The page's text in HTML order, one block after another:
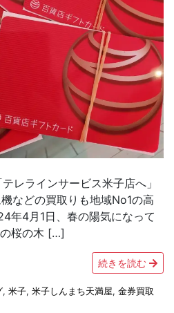
レラインサービス米子店へ」
などの買取りも地域No1の高
年4月1日、春の陽気になって
桜の木 […]
続きを読む
, 米子, 米子しんまち天満屋, 金券買取